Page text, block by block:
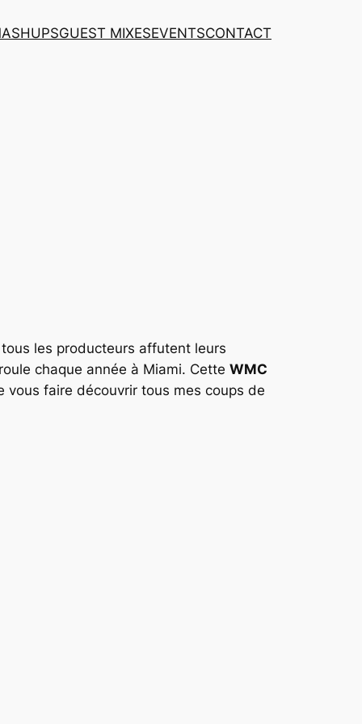
GUEST MIXESEVENTSCONTACT
les producteurs affutent leurs
chaque année à Miami. Cette WMC
vous faire découvrir tous mes coups de